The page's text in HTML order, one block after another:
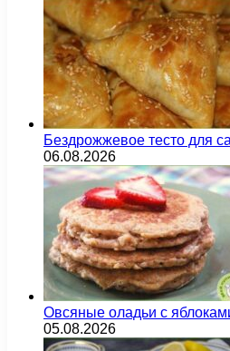
Бездрожжевое тесто для
06.08.2026
Овсяные оладьи с
05.08.2026